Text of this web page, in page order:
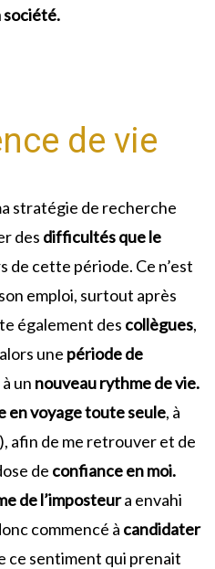
société.
de vie
stratégie de recherche
des difficultés que le
cette période. Ce n’est
emploi, surtout après
également des collègues,
une période de
un nouveau rythme de vie.
en voyage toute seule, à
), afin de me retrouver et de
de confiance en moi.
de l’imposteura envahi
commencé à candidater
ce sentiment qui prenait